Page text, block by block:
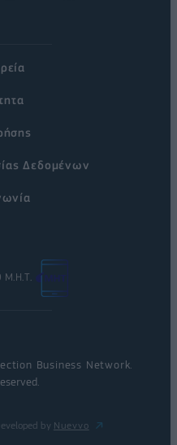
Δεδομένων
Μ.Η.Τ.
Business Network.
by Nuevvo